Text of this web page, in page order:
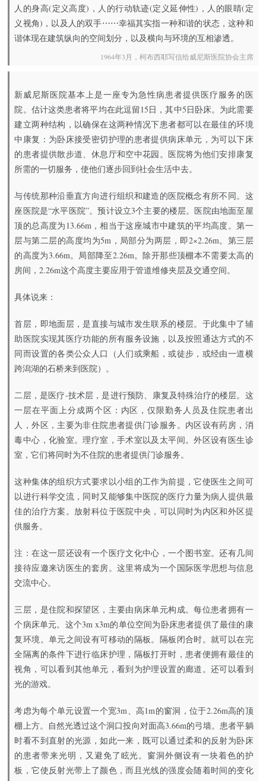
人的身高(定义高度)，人的行动轨迹(定义延伸性)，人的眼睛(定
义视角)，以及人的双手⋯⋯幸福其实指一种和谐的状态，这种和
谐体现在建筑纵向的空间划分，以及横向与环境的互相渗透。
1964年3月，柯布西耶写信给威尼斯医院协会主席
新威尼斯医院基本上是一座专为急性病患者提供医疗服务的医
院。估计这类患者将平均在此逗留15日，其中5日卧床。为此需要
建立两种结构，以确保在这两种情况下患者都可以在最佳的环境
中康复：为卧床接受密切护理的患者提供病床单元，为可以下床
的患者提供散步道、休息厅和空中花园。医院将为他们安排康复
所需的一切服务，使他们逐步回到社会生活中去。
与传统那种沿垂直方向进行组织和建造的医院概念有所不同。这
座医院是“水平医院”。预计设立3个主要的楼层。医院由地面至屋
顶的总高度为13.66m，相当于这座城市中建筑的平均高度。第一
层与第二层的高度均为5m，局部分为两层，即2×2.26m。第三层
的高度为3.66m。局部降至2.26m。除开那些顶棚本不需要太高的
房间，2.26m这个高度主要应用于管道维修夹层及交通空间。
具体说来：
首层，即地面层，是直接与城市发生联系的楼层。于此集中了辅
助医院实现其医疗功能的所有服务设施，以及按照通达方式的不
同而设置的各类公众人口（人们或乘船，或徒步，或经由一道横
跨潟湖的石桥来到医院）。
二层，是医疗-技术层，是进行预防、康复及特殊治疗的楼层。这
一层在平面上分成两个区：内区，仅限勤务人员及住院患者出
人，外区，主要为非住院患者提供门诊服务。内区设有药房，消
毒中心，化验室。理疗室，手术室以及太平间。外区设有医生诊
室，它们将同时为不住院的患者提供门诊服务。
这种集体的组织方式要求以小组的工作为前提，它使医生之间可
以进行科学交流，同时又能够集中医院的医疗力量为病人提供最
佳的治疗方案。放射科位于医院中央，可以同时为内区和外区提
供服务。
注：在这一层还设有一个医疗文化中心，一个图书室。还有几间
接待应邀来访医生的套房。这里将成为一个国际医学思想与信息
交流中心。
三层，是住院和探望区，主要由病床单元构成。每位患者拥有一
个病床单元。这个3m x3m的单位空间为卧床患者提供了最佳的康
复环境。单元之间设有可移动的隔板。隔板闭合时。就可以在完
全隔离的条件下进行临床护理，隔板打开时，患者便拥有最佳的
视角，可以看到其他单元，看到为护理设置的廊道。还可以看到
光的游戏。
考虑为每个单元设置一个宽3m、高1m的窗洞，位于2.26m高的顶
棚上方。自然光透过这个洞口投向对面高3.66m的弓墙。患者平躺
时看不到直射的光源，如此一来，既可以通过柔和的反射为卧床
的患者带来光明，又避免了眩光。窗洞外侧设有一块着色的护
板，它使反射光带上了颜色，而且光线的强度会随着时间的变化